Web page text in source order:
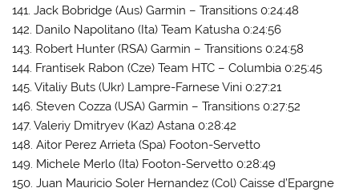
141. Jack Bobridge (Aus) Garmin – Transitions 0:24:48
142. Danilo Napolitano (Ita) Team Katusha 0:24:56
143. Robert Hunter (RSA) Garmin – Transitions 0:24:58
144. Frantisek Rabon (Cze) Team HTC – Columbia 0:25:45
145. Vitaliy Buts (Ukr) Lampre-Farnese Vini 0:27:21
146. Steven Cozza (USA) Garmin – Transitions 0:27:52
147. Valeriy Dmitryev (Kaz) Astana 0:28:42
148. Aitor Perez Arrieta (Spa) Footon-Servetto
149. Michele Merlo (Ita) Footon-Servetto 0:28:49
150. Juan Mauricio Soler Hernandez (Col) Caisse d’Epargne